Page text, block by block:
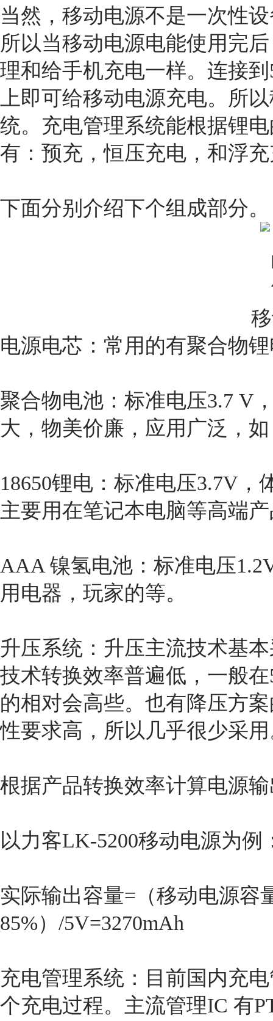
当然，移动电源不是一次性
所以当移动电源电能使用完
理和给手机充电一样。连接
上即可给移动电源充电。所
统。充电管理系统能根据锂
有：预充，恒压充电，和浮
下面分别介绍下个组成部分。
电源电芯：常用的有聚合物
聚合物电池：标准电压3.7 V
大，物美价廉，应用广泛，
18650锂电：标准电压3.7V
主要用在笔记本电脑等高端
AAA 镍氢电池：标准电压
用电器，玩家的等。
升压系统：升压主流技术基
技术转换效率普遍低，一般
的相对会高些。也有降压方
性要求高，所以几乎很少采
根据产品转换效率计算电源
以力客LK-5200移动电源为例
实际输出容量=（移动电源容
85%）/5V=3270mAh
充电管理系统：目前国内充
个充电过程。主流管理IC 有